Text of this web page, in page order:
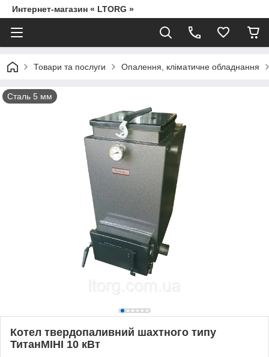
Интернет-магазин « LTORG »
Товари та послуги Опалення, кліматичне обладнання
Сталь 5 мм
Котел твердопаливний шахтного типу
ТитанМІНІ 10 кВт